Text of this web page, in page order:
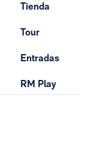
Tienda
Tour
Entradas
RM Play